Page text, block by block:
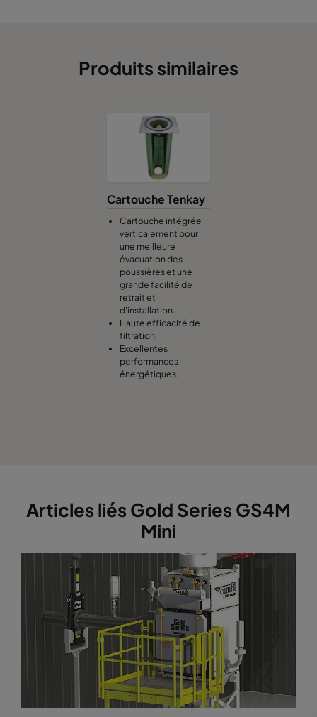
Produits similaires
Cartouche Tenkay
Cartouche intégrée
verticalement pour
une meilleure
évacuation des
poussières et une
grande facilité de
retrait et
d'installation.
Haute efficacité de
filtration.
Excellentes
performances
énergétiques.
Articles liés Gold Series GS4M
Mini